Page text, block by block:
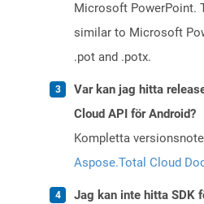
Microsoft PowerPoint.
similar to Microsoft
.pot and .potx.
Var kan jag hitta
Cloud API för Android?
Kompletta
Aspose.Total Cloud
Jag kan inte hitta SDK